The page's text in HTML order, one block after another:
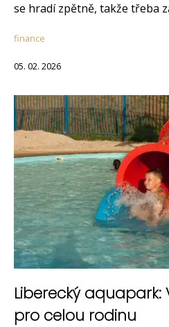
se hradí zpětně, takže třeba
finance
05. 02. 2026
Liberecký
pro celou rodinu